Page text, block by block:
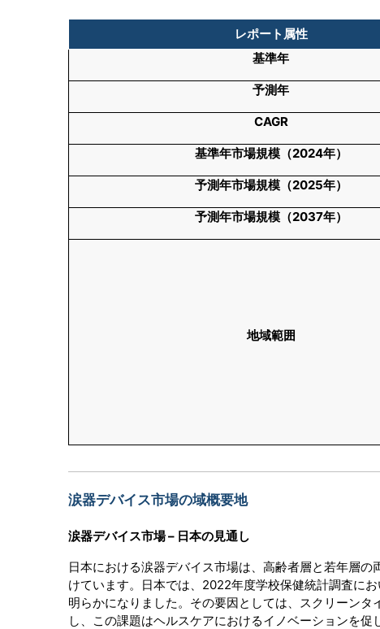
レポート属性
基準年
予測年
CAGR
基準年市場規模（2024年）
予測年市場規模（2025年）
予測年市場規模（2037年）
地域範囲
涙器デバイス市場の域概要地
涙器デバイス市場 – 日本の見通し
日本における涙器デバイス市場は、高齢者層と若年層
けています。日本では、2022年度学校保健統計調査に
明らかになりました。その要因としては、スクリーン
し、この課題はヘルスケアにおけるイノベーションを